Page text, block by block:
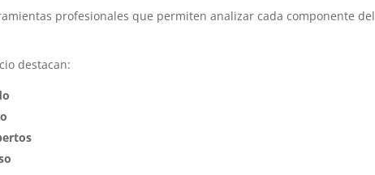
profesionales que permiten analizar cada componente del
destacan: